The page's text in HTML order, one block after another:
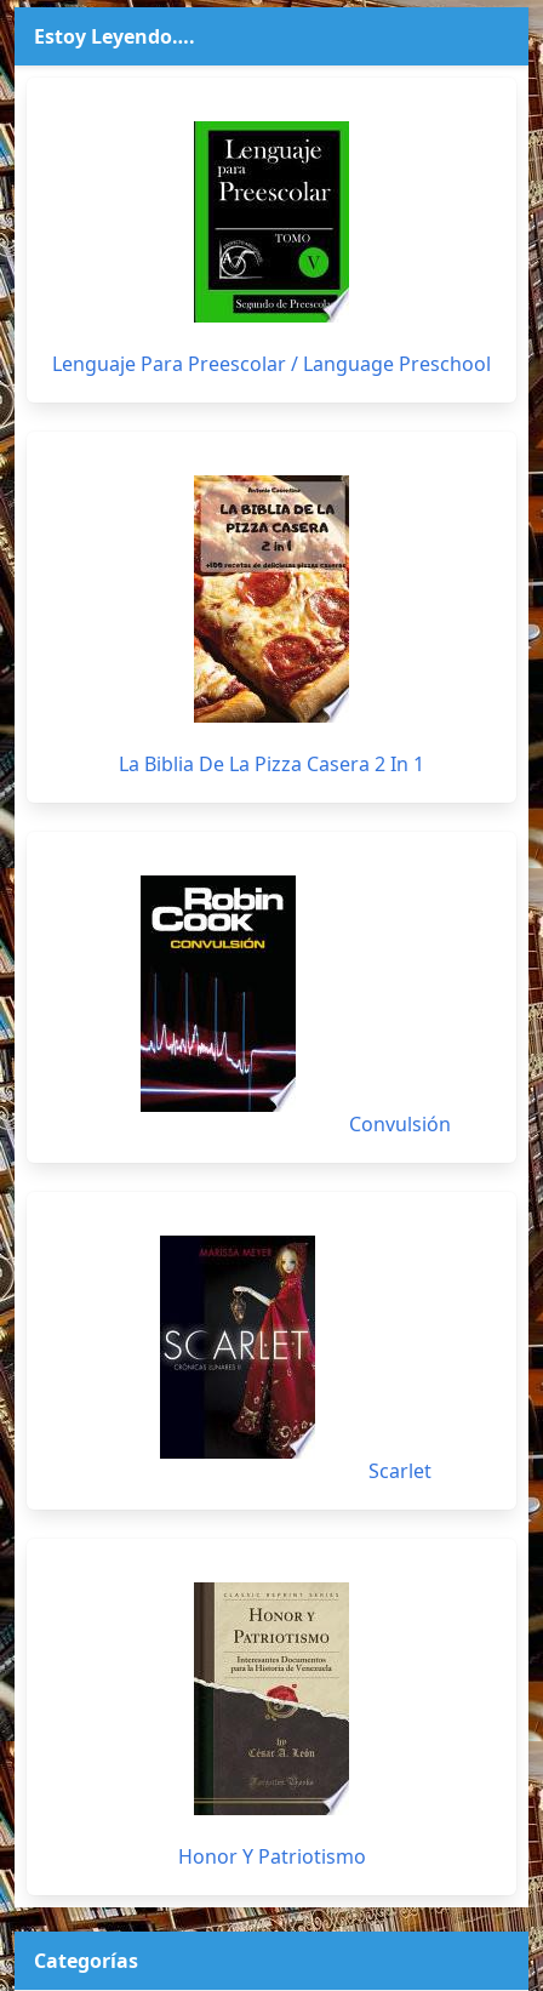
Estoy Leyendo….
Lenguaje Para Preescolar / Language Preschool
La Biblia De La Pizza Casera 2 In 1
Convulsión
Scarlet
Honor Y Patriotismo
Categorías